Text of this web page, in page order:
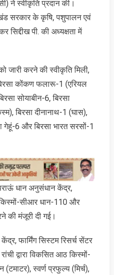
ने स्वीकृति प्रदान की।
सरकार के कृषि, पशुपालन एवं
सिद्दीख पी. की अध्यक्षता में
जारी करने की स्वीकृति मिली,
कोंकण फलारू-1 (एरियल
सोयाबीन-6, बिरसा
बिरसा दीनानाथ-1 (घास),
गेहूं-6 और बिरसा भारत सरसों-1
धान अनुसंधान केंद्र,
किस्मों-सीआर धान-110 और
की मंजूरी दी गई।
फार्मिंग सिस्टम रिसर्च सेंटर
द्वारा विकसित आठ किस्मों-
(टमाटर), स्वर्ण प्रफुल्य (मिर्च),